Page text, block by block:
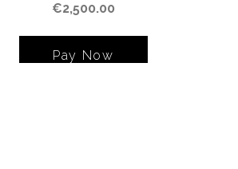
€2,500.00
Pay Now